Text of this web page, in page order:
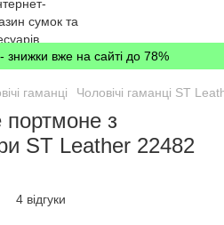
вже на сайті до 78%
гаманці Чоловічі гаманці ST
портмоне з
ST Leather 22482
4 відгуки